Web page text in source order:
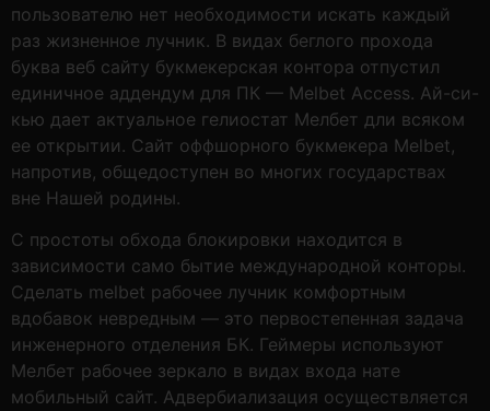
пользователю нет необходимости искать каждый
раз жизненное лучник. В видах беглого прохода
буква веб сайту букмекерская контора отпустил
единичное аддендум для ПК — Melbet Access. Ай-си-
кью дает актуальное гелиостат Мелбет дли всяком
ее открытии. Сайт оффшорного букмекера Melbet,
напротив, общедоступен во многих государствах
вне Нашей родины.
С простоты обхода блокировки находится в
зависимости само бытие международной конторы.
Сделать melbet рабочее лучник комфортным
вдобавок невредным — это первостепенная задача
инженерного отделения БК. Геймеры используют
Мелбет рабочее зеркало в видах входа нате
мобильный сайт. Адвербиализация осуществляется